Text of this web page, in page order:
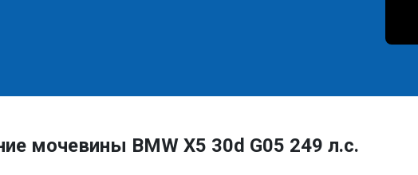
мочевины BMW X5 30d G05 249 л.с.